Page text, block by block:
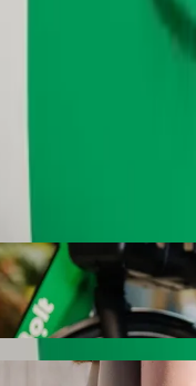
B
Nepomuckého